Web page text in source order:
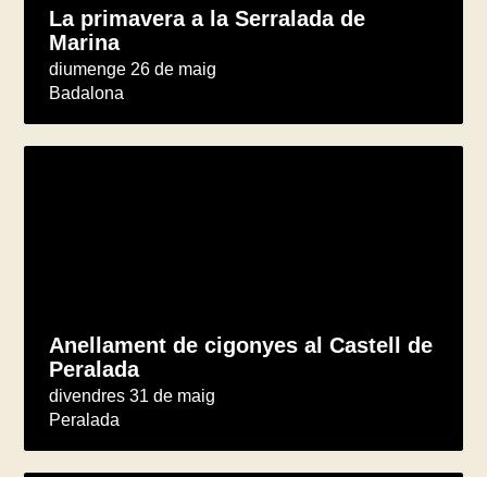
La primavera a la Serralada de
Marina
diumenge 26 de maig
Badalona
Anellament de cigonyes al Castell de
Peralada
divendres 31 de maig
Peralada